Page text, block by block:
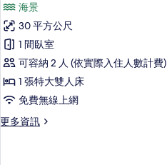
Beachfront
的
所
有
相
片
海景
30 平方公尺
1 間臥室
可容納 2 人 (依實際入住人數計費)
1 張特大雙人床
免費無線上網
更多資訊
更